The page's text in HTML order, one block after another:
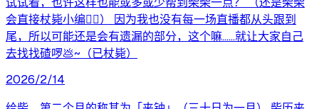
会直接杖毙小编😵‍💫） 因为我也没有每一场直播都从头跟到
尾，所以可能还是会有遗漏的部分，这个嘛……就让大家自己
去找找碴啰💩~（已杖毙）
2026/2/14